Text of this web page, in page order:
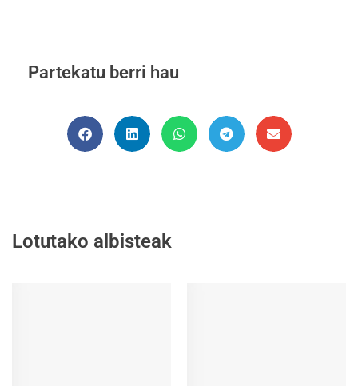
Partekatu berri hau
Lotutako albisteak